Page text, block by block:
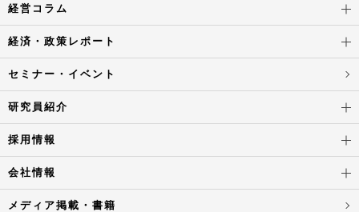
経営コラム
経済・政策レポート
セミナー・イベント
研究員紹介
採用情報
会社情報
メディア掲載・書籍